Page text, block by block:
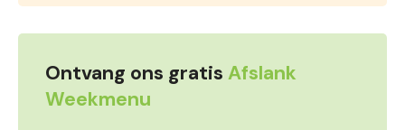
Ontvang ons gratis Afslank
Weekmenu